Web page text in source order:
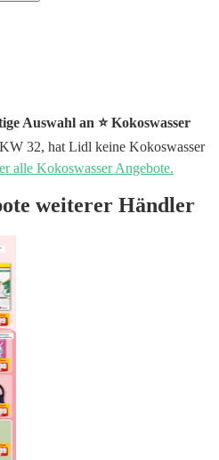
Auswahl an ⭐️ Kokoswasser
32, hat Lidl keine Kokoswasser
alle Kokoswasser Angebote.
weiterer Händler